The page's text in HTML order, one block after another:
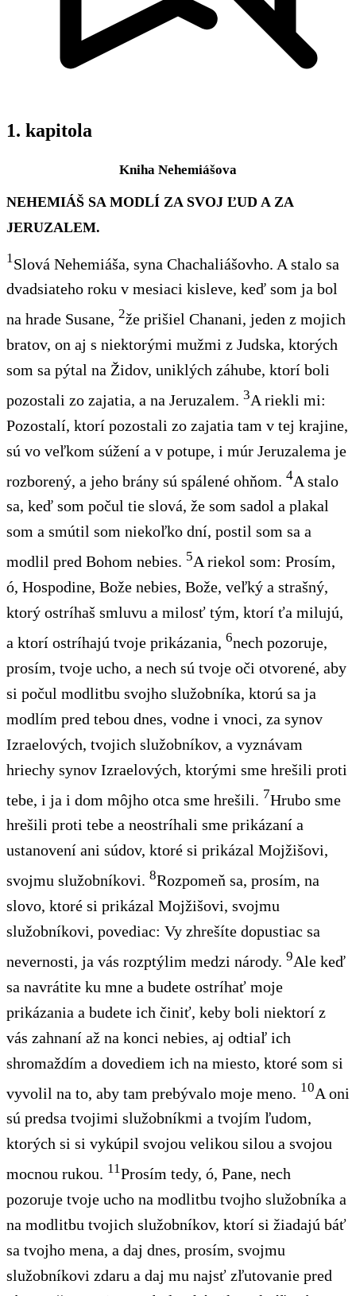
1. kapitola
Kniha Nehemiášova
NEHEMIÁŠ SA MODLÍ ZA SVOJ ĽUD A ZA
JERUZALEM.
1Slová Nehemiáša, syna Chachaliášovho. A stalo sa
dvadsiateho roku v mesiaci kisleve, keď som ja bol
na hrade Susane, 2že prišiel Chanani, jeden z mojich
bratov, on aj s niektorými mužmi z Judska, ktorých
som sa pýtal na Židov, uniklých záhube, ktorí boli
pozostali zo zajatia, a na Jeruzalem. 3A riekli mi:
Pozostalí, ktorí pozostali zo zajatia tam v tej krajine,
sú vo veľkom súžení a v potupe, i múr Jeruzalema je
rozborený, a jeho brány sú spálené ohňom. 4A stalo
sa, keď som počul tie slová, že som sadol a plakal
som a smútil som niekoľko dní, postil som sa a
modlil pred Bohom nebies. 5A riekol som: Prosím,
ó, Hospodine, Bože nebies, Bože, veľký a strašný,
ktorý ostríhaš smluvu a milosť tým, ktorí ťa milujú,
a ktorí ostríhajú tvoje prikázania, 6nech pozoruje,
prosím, tvoje ucho, a nech sú tvoje oči otvorené, aby
si počul modlitbu svojho služobníka, ktorú sa ja
modlím pred tebou dnes, vodne i vnoci, za synov
Izraelových, tvojich služobníkov, a vyznávam
hriechy synov Izraelových, ktorými sme hrešili proti
tebe, i ja i dom môjho otca sme hrešili. 7Hrubo sme
hrešili proti tebe a neostríhali sme prikázaní a
ustanovení ani súdov, ktoré si prikázal Mojžišovi,
svojmu služobníkovi. 8Rozpomeň sa, prosím, na
slovo, ktoré si prikázal Mojžišovi, svojmu
služobníkovi, povediac: Vy zhrešíte dopustiac sa
nevernosti, ja vás rozptýlim medzi národy. 9Ale keď
sa navrátite ku mne a budete ostríhať moje
prikázania a budete ich činiť, keby boli niektorí z
vás zahnaní až na konci nebies, aj odtiaľ ich
shromaždím a dovediem ich na miesto, ktoré som si
vyvolil na to, aby tam prebývalo moje meno. 10A oni
sú predsa tvojimi služobníkmi a tvojím ľudom,
ktorých si si vykúpil svojou velikou silou a svojou
mocnou rukou. 11Prosím tedy, ó, Pane, nech
pozoruje tvoje ucho na modlitbu tvojho služobníka a
na modlitbu tvojich služobníkov, ktorí si žiadajú báť
sa tvojho mena, a daj dnes, prosím, svojmu
služobníkovi zdaru a daj mu najsť zľutovanie pred